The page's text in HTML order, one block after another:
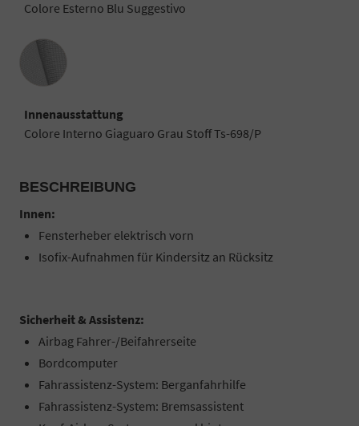
Colore Esterno Blu Suggestivo
Innenausstattung
Innenausstattung
Colore Interno Giaguaro Grau Stoff Ts-698/P
BESCHREIBUNG
Innen:
Fensterheber elektrisch vorn
Isofix-Aufnahmen für Kindersitz an Rücksitz
Sicherheit & Assistenz:
Airbag Fahrer-/Beifahrerseite
Bordcomputer
Fahrassistenz-System: Berganfahrhilfe
Fahrassistenz-System: Bremsassistent